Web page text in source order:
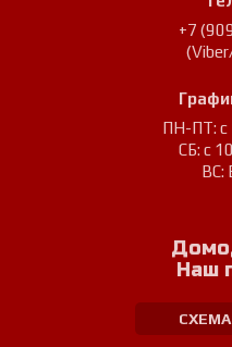
+7
ПН-ПТ: с
СБ: с
ВС:
Наш